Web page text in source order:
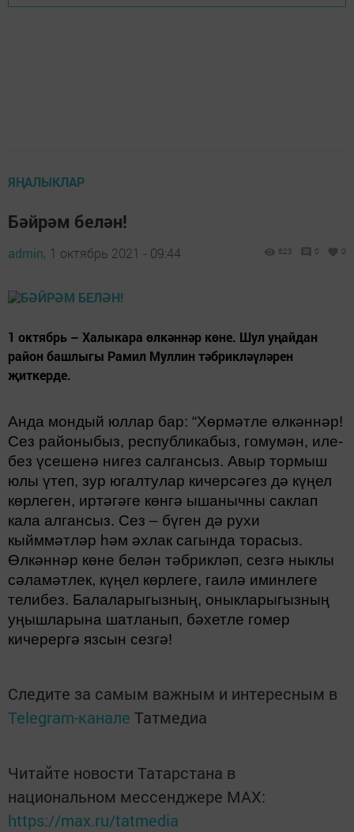
ЯҢАЛЫКЛАР
Бәйрәм белән!
admin, 1 октябрь 2021 - 09:44 623 0 0
1 октябрь – Халыкара өлкәннәр көне. Шул уңайдан
район башлыгы Рамил Муллин тәбрикләүләрен
җиткерде.
Анда мондый юллар бар: “Хөрмәтле өлкәннәр!
Сез районы­быз, республикабыз, гомумән, иле­
без үсешенә нигез салгансыз. Авыр тормыш
юлы үтеп, зур югалтулар кичерсәгез дә күңел
көрлеген, иртәгәге көнгә ышанычны са­клап
кала алгансыз. Сез – бүген дә рухи
кыйммәтләр һәм әхлак сагын­да торасыз.
Өлкәннәр көне белән тәбрикләп, сезгә ныклы
сәламәтлек, күңел көрлеге, гаилә иминле­ге
телибез. Балаларыгызның, оныкларыгызның
уңышларына шатланып, бәхетле гомер
кичерергә язсын сезгә!
Следите за самым важным и интересным в
Telegram-канале Татмедиа
Читайте новости Татарстана в
национальном мессенджере MАХ:
https://max.ru/tatmedia